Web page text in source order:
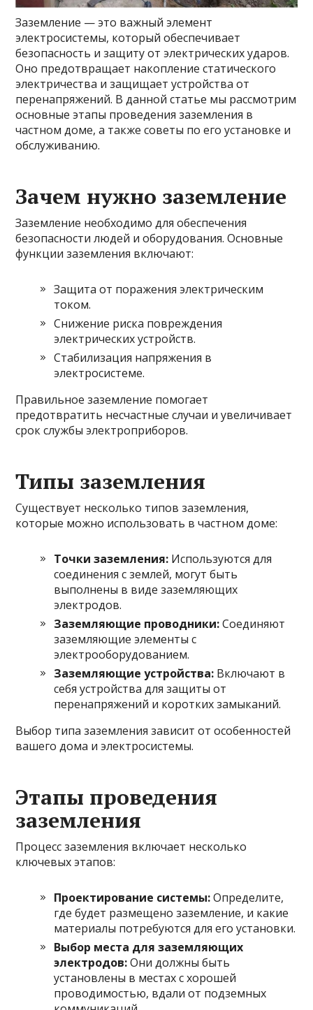
Заземление — это важный элемент
электросистемы, который обеспечивает
безопасность и защиту от электрических ударов.
Оно предотвращает накопление статического
электричества и защищает устройства от
перенапряжений. В данной статье мы рассмотрим
основные этапы проведения заземления в
частном доме, а также советы по его установке и
обслуживанию.
Зачем нужно заземление
Заземление необходимо для обеспечения
безопасности людей и оборудования. Основные
функции заземления включают:
Защита от поражения электрическим
током.
Снижение риска повреждения
электрических устройств.
Стабилизация напряжения в
электросистеме.
Правильное заземление помогает
предотвратить несчастные случаи и увеличивает
срок службы электроприборов.
Типы заземления
Существует несколько типов заземления,
которые можно использовать в частном доме:
Точки заземления: Используются для
соединения с землей, могут быть
выполнены в виде заземляющих
электродов.
Заземляющие проводники:Соединяют
заземляющие элементы с
электрооборудованием.
Заземляющие устройства: Включают в
себя устройства для защиты от
перенапряжений и коротких замыканий.
Выбор типа заземления зависит от особенностей
вашего дома и электросистемы.
Этапы проведения
заземления
Процесс заземления включает несколько
ключевых этапов:
Проектирование системы:Определите,
где будет размещено заземление, и какие
материалы потребуются для его установки.
Выбор места для заземляющих
электродов:Они должны быть
установлены в местах с хорошей
проводимостью, вдали от подземных